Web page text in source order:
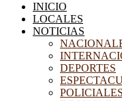
INICIO
LOCALES
NOTICIAS
DEPORTES
POLICIALES